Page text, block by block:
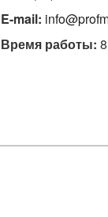
E-mail:
Время работы: